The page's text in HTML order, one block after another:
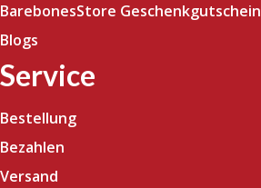
BarebonesStore Geschenkgutschein
Blogs
Service
Bestellung
Bezahlen
Versand